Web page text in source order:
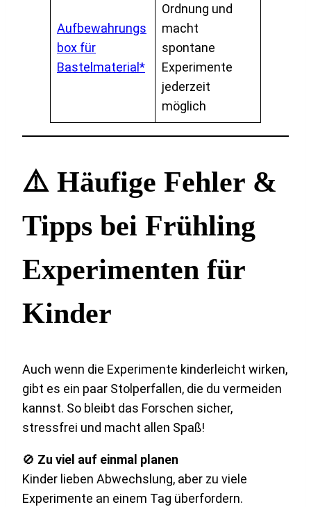
Aufbewahrungs
box für
Bastelmaterial*
Ordnung und
macht
spontane
Experimente
jederzeit
möglich
⚠️ Häufige Fehler &
Tipps bei Frühling
Experimenten für
Kinder
Auch wenn die Experimente kinderleicht wirken,
gibt es ein paar Stolperfallen, die du vermeiden
kannst. So bleibt das Forschen sicher,
stressfrei und macht allen Spaß!
🚫 Zu viel auf einmal planen
Kinder lieben Abwechslung, aber zu viele
Experimente an einem Tag überfordern.